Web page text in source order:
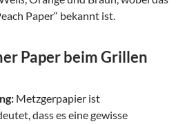
Paper“ bekannt ist.
Paper beim Grillen
Metzgerpapier ist
dass es eine gewisse